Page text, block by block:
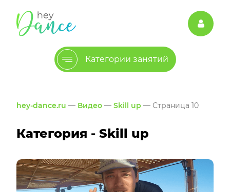
Категории занятий
hey-dance.ru — Видео — Skill up — Страница 10
Категория - Skill up